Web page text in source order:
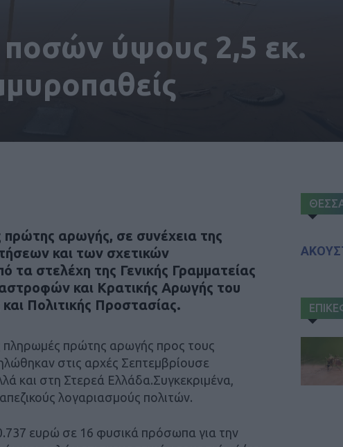
ύψους 2,5 εκ.
πρώτης αρωγής, σε συνέχεια της
και των σχετικών
τα στελέχη της Γενικής Γραμματείας
και Κρατικής Αρωγής του
Πολιτικής Προστασίας.
πληρωμές πρώτης αρωγής προς τους
στις αρχές Σεπτεμβρίουσε
και στη Στερεά Ελλάδα.Συγκεκριμένα,
λογαριασμούς πολιτών.
ευρώ σε 16 φυσικά πρόσωπα για την